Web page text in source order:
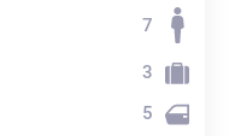
7
3
5